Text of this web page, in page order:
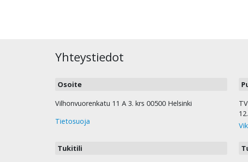
Yhteystiedot
Osoite
Vilhonvuorenkatu 11 A 3. krs 00500 Helsinki
Tietosuoja
Tukitili